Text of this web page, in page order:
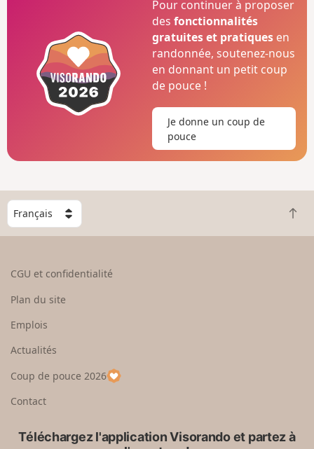
Pour continuer à proposer
desfonctionnalités
gratuites et pratiques en
randonnée, soutenez-nous
en donnant un petit coup
de pouce !
Je donne un coup de
pouce
C
h
o
e
u
p
a
R
e
CGU et confidentialité
Plan du site
Emplois
Actualités
Coup de pouce 2026
Contact
Téléchargez l'application Visorando et partez à